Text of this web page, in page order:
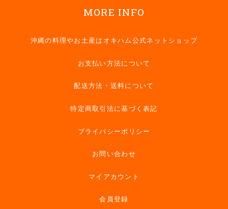
MORE INFO
沖縄の料理やお土産はオキハム公式ネットショップ
お支払い方法について
配送方法・送料について
特定商取引法に基づく表記
プライバシーポリシー
お問い合わせ
マイアカウント
会員登録